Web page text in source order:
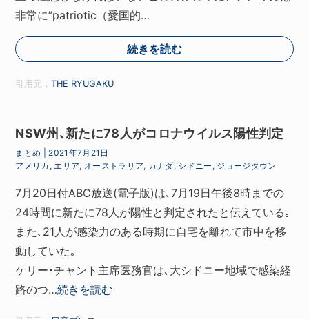
非常に”patriotic（愛国的…
続きを読む
引用元：THE RYUGAKU
NSW州､新たに78人がコロナウイルス陽性判定
まとめ
2021年7月21日
アメリカ , エリア, オーストラリア, カナダ, シドニー , ジョージタウン
7月20日付ABC放送(電子版)は､7月19日午後8時までの
24時間に新たに78人が陽性と判定されたと伝えている｡
また､21人が感染力のある時期に自宅を離れて市中を移
動していた｡
ケリー･チャント主席医務官は､大シドニー地域で感染経
路のつ…続きを読む